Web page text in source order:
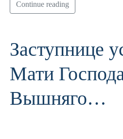
Continue reading
Заступнице
Мати
Вышняго…